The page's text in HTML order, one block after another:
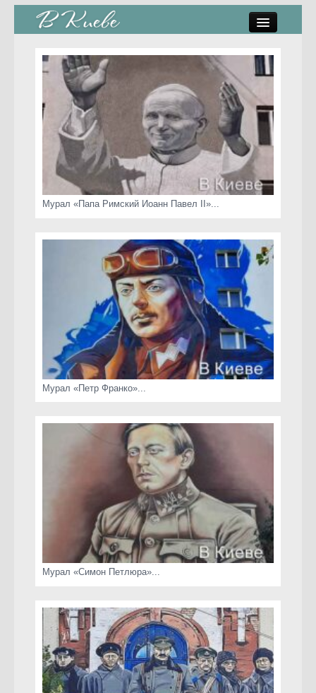
стрит-арт
коты Киева
скамейки
часы Киева
Мурал «Папа Римский Иоанн Павел II»...
Мурал «Петр Франко»...
Мурал «Симон Петлюра»...